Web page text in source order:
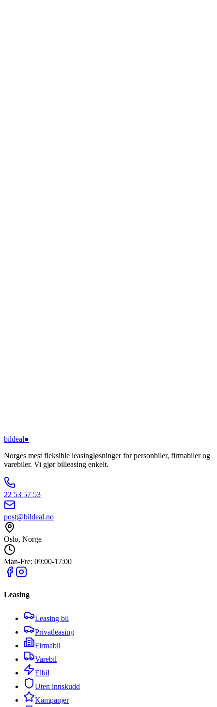
bildeal●
Norges mest fleksible leasingløsninger for personbiler, firmabiler og
varebiler. Vi gjør billeasing enkelt.
22 53 57 53
post@bildeal.no
Oslo, Norge
Man-Fre: 09:00-17:00
Leasing
Leasing bil
Privatleasing
Firmabil
Varebil
Elbil
Uten innskudd
Kampanjer